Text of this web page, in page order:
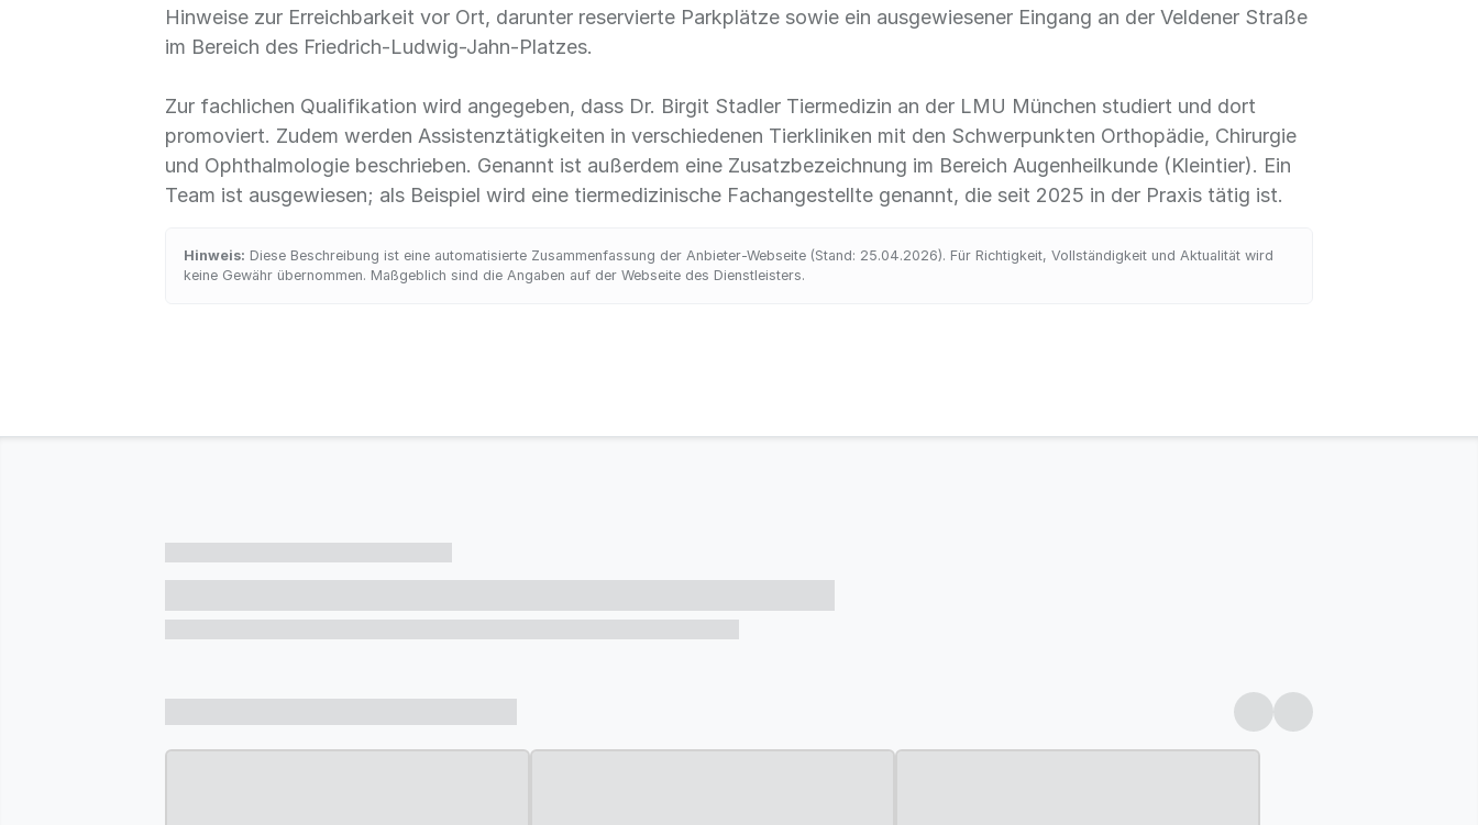
Hinweise zur Erreichbarkeit vor Ort, darunter reservierte Parkplätze sowie ein ausgewiesener Eingang an der Veldener Straße
im Bereich des Friedrich-Ludwig-Jahn-Platzes.
Zur fachlichen Qualifikation wird angegeben, dass Dr. Birgit Stadler Tiermedizin an der LMU München studiert und dort
promoviert. Zudem werden Assistenztätigkeiten in verschiedenen Tierkliniken mit den Schwerpunkten Orthopädie, Chirurgie
und Ophthalmologie beschrieben. Genannt ist außerdem eine Zusatzbezeichnung im Bereich Augenheilkunde (Kleintier). Ein
Team ist ausgewiesen; als Beispiel wird eine tiermedizinische Fachangestellte genannt, die seit 2025 in der Praxis tätig ist.
Hinweis: Diese Beschreibung ist eine automatisierte Zusammenfassung der Anbieter-Webseite (Stand: 25.04.2026). Für Richtigkeit, Vollständigkeit und Aktualität wird
keine Gewähr übernommen. Maßgeblich sind die Angaben auf der Webseite des Dienstleisters.